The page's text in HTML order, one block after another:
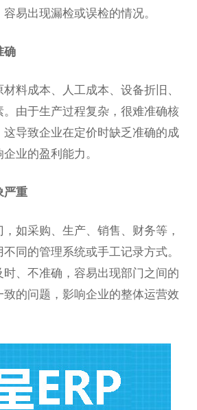
易出现漏检或误检的情况。
确
料成本、人工成本、设备折旧、
由于生产过程复杂，很难准确核
导致企业在定价时缺乏准确的成
业的盈利能力。
严重
如采购、生产、销售、财务等，
同的管理系统或手工记录方式。
、不准确，容易出现部门之间的
的问题，影响企业的整体运营效